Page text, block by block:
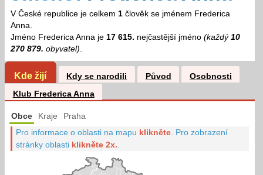
V České republice je celkem 1člověk se jménem Frederica
Anna.
Jméno Frederica Anna je 17 615. nejčastější jméno (každý 10
270 879. obyvatel).
Kde žijí Kdy se narodili Původ
Osobnosti
Klub Frederica Anna
Obce Kraje Praha
Pro informace o oblasti na mapu klikněte Pro zobrazení
stránky oblasti klikněte 2x.